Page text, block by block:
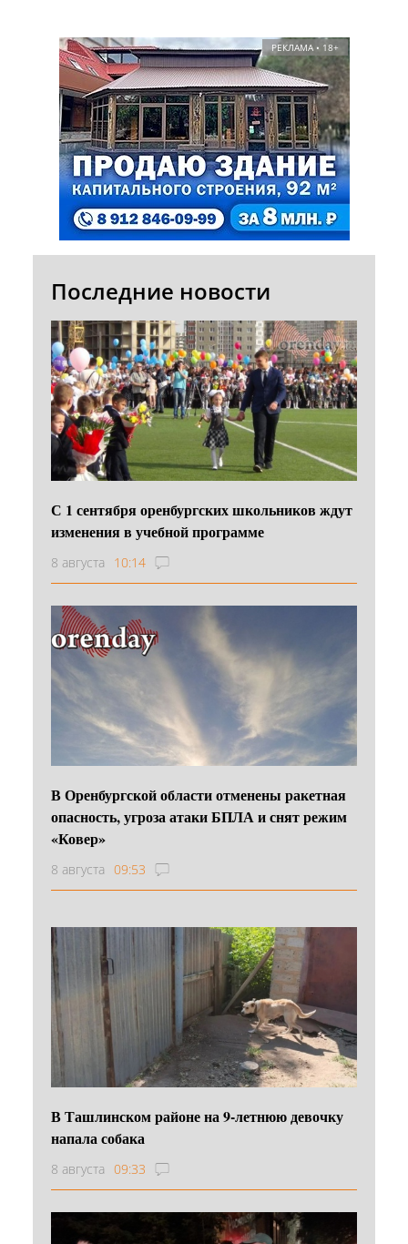
РЕКЛАМА • 18+
Последние новости
С 1 сентября оренбургских школьников ждут
изменения в учебной программе
8 августа 10:14
В Оренбургской области отменены ракетная
опасность, угроза атаки БПЛА и снят режим
«Ковер»
8 августа 09:53
В Ташлинском районе на 9-летнюю девочку
напала собака
8 августа 09:33